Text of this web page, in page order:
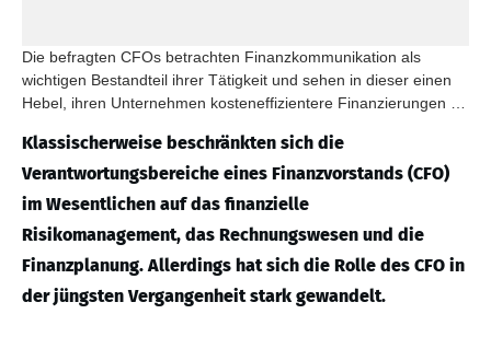
Die befragten CFOs betrachten Finanzkommunikation als
wichtigen Bestandteil ihrer Tätigkeit und sehen in dieser einen
Hebel, ihren Unternehmen kosteneffizientere Finanzierungen zu
Klassischerweise beschränkten sich die
Verantwortungsbereiche eines Finanzvorstands (CFO)
im Wesentlichen auf das finanzielle
Risikomanagement, das Rechnungswesen und die
Finanzplanung. Allerdings hat sich die Rolle des CFO in
der jüngsten Vergangenheit stark gewandelt.